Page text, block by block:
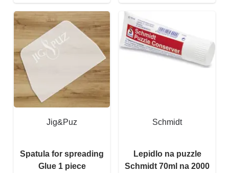
Jig&Puz
Spatula for spreading
Glue 1 piece
Schmidt
Lepidlo na puzzle
Schmidt 70ml na 2000